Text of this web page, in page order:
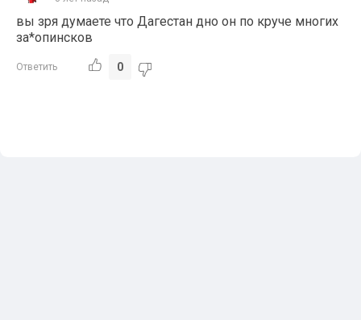
вы зря думаете что Дагестан дно он по круче многих
за*опинсков
Ответить 0